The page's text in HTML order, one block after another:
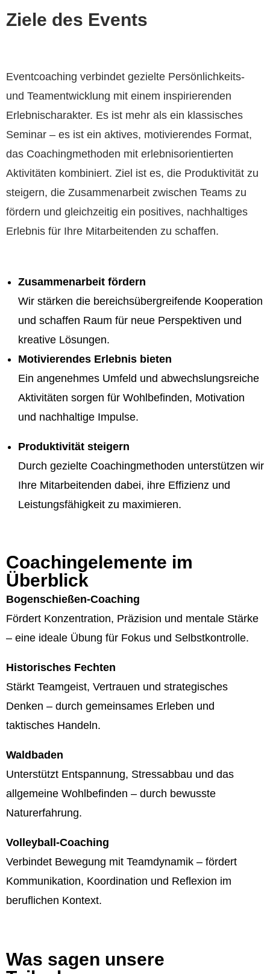
Ziele des Events
Eventcoaching verbindet gezielte Persönlichkeits-
und Teamentwicklung mit einem inspirierenden
Erlebnischarakter. Es ist mehr als ein klassisches
Seminar – es ist ein aktives, motivierendes Format,
das Coachingmethoden mit erlebnisorientierten
Aktivitäten kombiniert. Ziel ist es, die Produktivität zu
steigern, die Zusammenarbeit zwischen Teams zu
fördern und gleichzeitig ein positives, nachhaltiges
Erlebnis für Ihre Mitarbeitenden zu schaffen.
Zusammenarbeit fördern
Wir stärken die bereichsübergreifende Kooperation
und schaffen Raum für neue Perspektiven und
kreative Lösungen.
Motivierendes Erlebnis bieten
Ein angenehmes Umfeld und abwechslungsreiche
Aktivitäten sorgen für Wohlbefinden, Motivation
und nachhaltige Impulse.
Produktivität steigern
Durch gezielte Coachingmethoden unterstützen wir
Ihre Mitarbeitenden dabei, ihre Effizienz und
Leistungsfähigkeit zu maximieren.
Coachingelemente im
Überblick
Bogenschießen-Coaching
Fördert Konzentration, Präzision und mentale Stärke
– eine ideale Übung für Fokus und Selbstkontrolle.
Historisches Fechten
Stärkt Teamgeist, Vertrauen und strategisches
Denken – durch gemeinsames Erleben und
taktisches Handeln.
Waldbaden
Unterstützt Entspannung, Stressabbau und das
allgemeine Wohlbefinden – durch bewusste
Naturerfahrung.
Volleyball-Coaching
Verbindet Bewegung mit Teamdynamik – fördert
Kommunikation, Koordination und Reflexion im
beruflichen Kontext.
Was sagen unsere